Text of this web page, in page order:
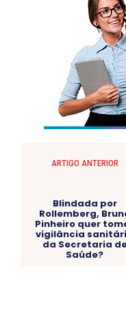
ARTIGO ANTERIOR
Blindada por